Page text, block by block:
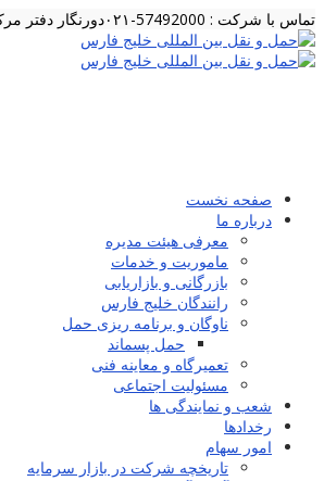
تماس با شرکت : 57492000-۰۲۱ دورنگار دفتر مرکزی:
صفحه نخست
درباره ما
معرفی هیئت مدیره
ماموریت و خدمات
بازرگانی و بازاریابی
رانندگان خلیج فارس
ناوگان و برنامه ریزی حمل
حمل پسماند
تعمیرگاه و معاینه فنی
مسئولیت اجتماعی
شعب و نمایندگی ها
رخدادها
امور سهام
تاریخچه شرکت در بازار سرمایه